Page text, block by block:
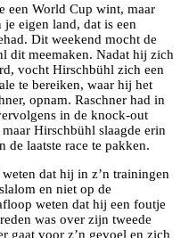
een World Cup wint, maar
eigen land, dat is een
Dit weekend mocht de
dit meemaken. Nadat hij zich
vocht Hirschbühl zich een
te bereiken, waar hij het
opnam. Raschner had in
in de knock-out
Hirschbühl slaagde erin
de laatste race te pakken.
dat hij in z’n trainingen
en niet op de
weten dat hij een foutje
was over zijn tweede
gaat voor z’n gevoel en zich